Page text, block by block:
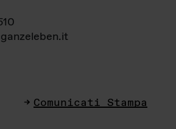
Comunicati Stampa